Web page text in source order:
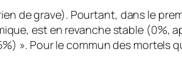
de grave). Pourtant, dans le
est en revanche stable (0%,
». Pour le commun des mortels